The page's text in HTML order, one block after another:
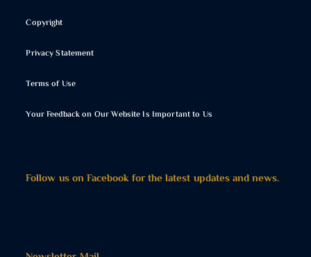
Copyright
Privacy Statement
Terms of Use
Your Feedback on Our Website Is Important to Us
Follow us on Facebook for the latest updates and news.